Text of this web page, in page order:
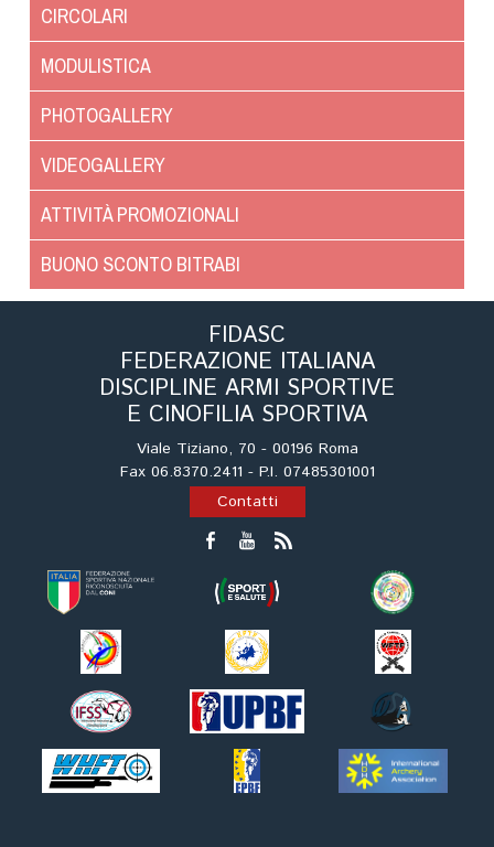
CIRCOLARI
MODULISTICA
PHOTOGALLERY
VIDEOGALLERY
ATTIVITÀ PROMOZIONALI
BUONO SCONTO BITRABI
FIDASC
FEDERAZIONE ITALIANA
DISCIPLINE ARMI SPORTIVE
E CINOFILIA SPORTIVA
Viale Tiziano, 70 - 00196 Roma
Fax 06.8370.2411 - P.I. 07485301001
Contatti